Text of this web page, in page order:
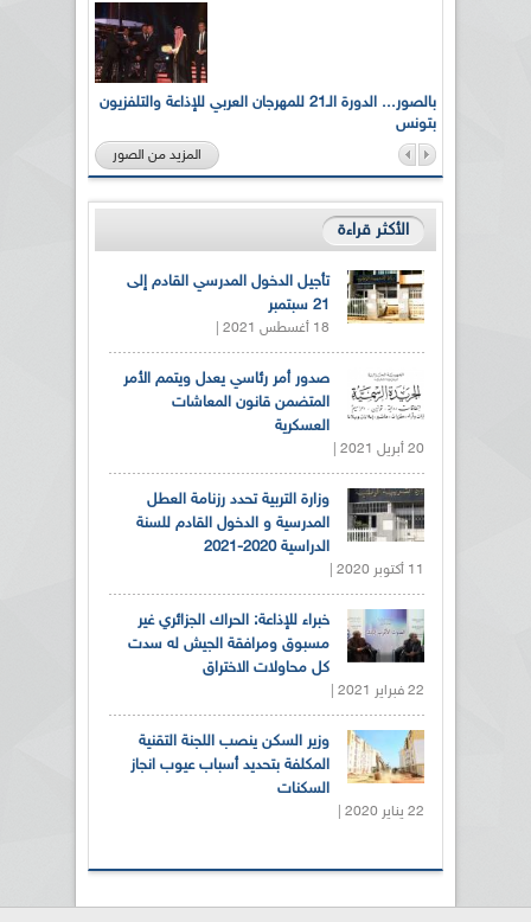
بالصور... الدورة الـ21 للمهرجان العربي للإذاعة والتلفزيون
بتونس
المزيد من الصور
الأكثر قراءة
تأجيل الدخول المدرسي القادم إلى
21 سبتمبر
18 أغسطس 2021 |
صدور أمر رئاسي يعدل ويتمم الأمر
المتضمن قانون المعاشات
العسكرية
20 أبريل 2021 |
وزارة التربية تحدد رزنامة العطل
المدرسية و الدخول القادم للسنة
الدراسية 2020-2021
11 أكتوبر 2020 |
خبراء للإذاعة: الحراك الجزائري غير
مسبوق ومرافقة الجيش له سدت
كل محاولات الاختراق
22 فبراير 2021 |
وزير السكن ينصب اللجنة التقنية
المكلفة بتحديد أسباب عيوب انجاز
السكنات
22 يناير 2020 |